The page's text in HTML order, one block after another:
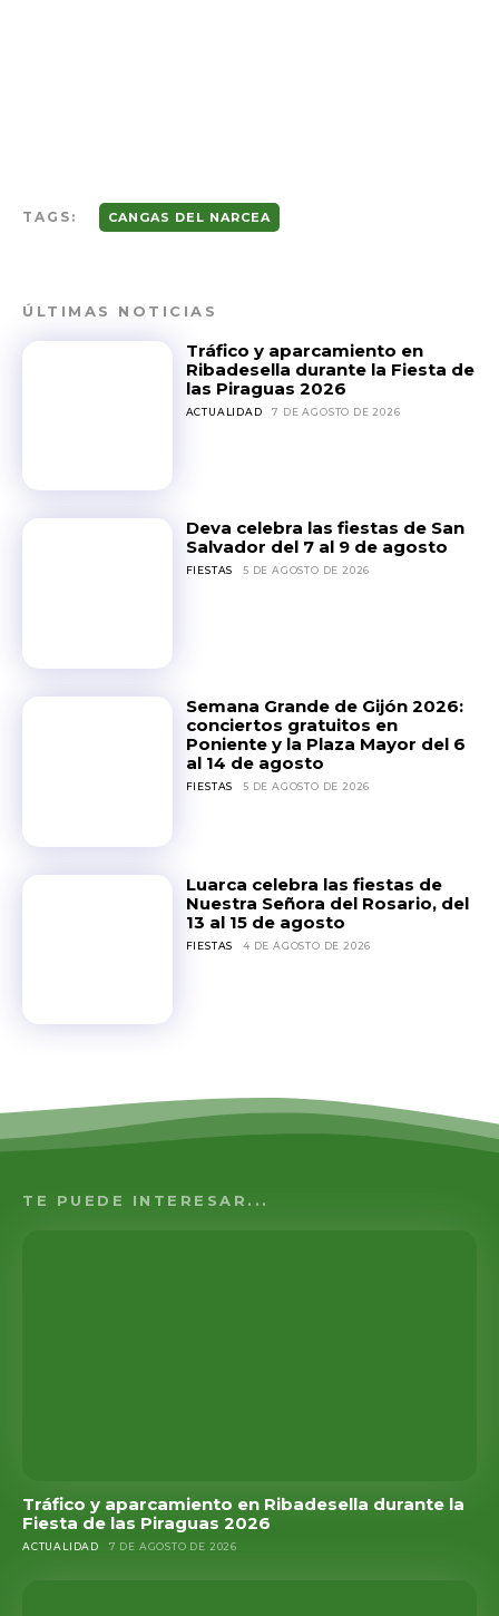
TAGS: CANGAS DEL NARCEA
ÚLTIMAS NOTICIAS
Tráfico y aparcamiento en
Ribadesella durante la Fiesta de
las Piraguas 2026
ACTUALIDAD 7 DE AGOSTO DE 2026
Deva celebra las fiestas de San
Salvador del 7 al 9 de agosto
FIESTAS 5 DE AGOSTO DE 2026
Semana Grande de Gijón 2026:
conciertos gratuitos en
Poniente y la Plaza Mayor del 6
al 14 de agosto
FIESTAS 5 DE AGOSTO DE 2026
Luarca celebra las fiestas de
Nuestra Señora del Rosario, del
13 al 15 de agosto
FIESTAS 4 DE AGOSTO DE 2026
TE PUEDE INTERESAR...
Tráfico y aparcamiento en Ribadesella durante la
Fiesta de las Piraguas 2026
ACTUALIDAD 7 DE AGOSTO DE 2026